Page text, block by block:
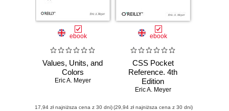
ebook
Values, Units, and
Colors
Eric A. Meyer
(17,94 zł najniższa cena z 30 dni)
ebook
CSS Pocket
Reference. 4th
Edition
Eric A. Meyer
(29,94 zł najniższa cena z 30 dni)